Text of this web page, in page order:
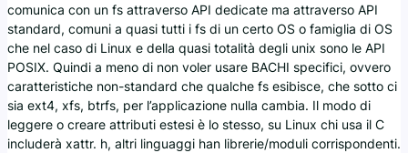
comunica con un fs attraverso API dedicate ma attraverso API
standard, comuni a quasi tutti i fs di un certo OS o famiglia di OS
che nel caso di Linux e della quasi totalità degli unix sono le API
POSIX. Quindi a meno di non voler usare BACHI specifici, ovvero
caratteristiche non-standard che qualche fs esibisce, che sotto ci
sia ext4, xfs, btrfs, per l’applicazione nulla cambia. Il modo di
leggere o creare attributi estesi è lo stesso, su Linux chi usa il C
includerà xattr. h, altri linguaggi han librerie/moduli corrispondenti.